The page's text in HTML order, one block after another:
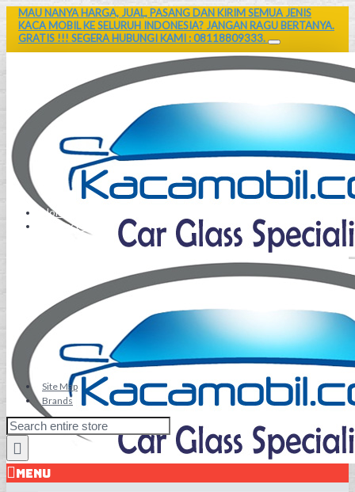
MAU NANYA HARGA, JUAL, PASANG DAN KIRIM SEMUA JENIS
KACA MOBIL KE SELURUH INDONESIA? JANGAN RAGU BERTANYA.
GRATIS !!! SEGERA HUBUNGI KAMI : 08118809333.
Home
Contact Us
Site Map
Brands
MENU